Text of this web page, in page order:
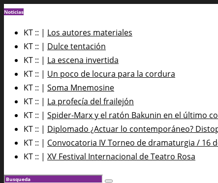
Noticias
KT :: | Los autores materiales
KT :: | Dulce tentación
KT :: | La escena invertida
KT :: | Un poco de locura para la cordura
KT :: | Soma Mnemosine
KT :: | La profecía del frailejón
KT :: | Spider-Marx y el ratón Bakunin en el último
KT :: | Diplomado ¿Actuar lo contemporáneo?
KT :: | Convocatoria IV Torneo de dramaturgia / 16
KT :: | XV Festival Internacional de Teatro Rosa